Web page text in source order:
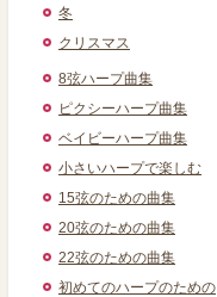
冬
クリスマス
8弦ハープ曲集
ピクシーハープ曲集
ベイビーハープ曲集
小さいハープで楽しむ
15弦のための曲集
20弦のための曲集
22弦のための曲集
初めてのハープのための